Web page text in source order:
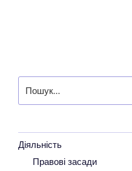
за
Діяльність
Правові засади